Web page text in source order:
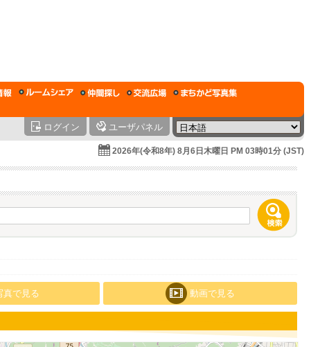
ログイン ユーザパネル
2026年(令和8年) 8月6日木曜日 PM 03時01分 (JST)
真で見る 動画で見る